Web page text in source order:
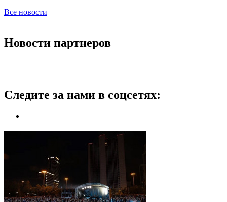
Все новости
Новости партнеров
Следите за нами в соцсетях: